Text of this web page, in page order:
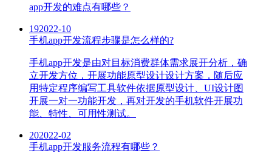
app开发的难点有哪些？
192022-10
手机app开发流程步骤是怎么样的?
手机app开发是由对目标消费群体需求展开分析，确
立开发方位，开展功能原型设计设计方案，随后应
用特定程序编写工具软件依据原型设计、UI设计图
开展一对一功能开发，再对开发的手机软件开展功
能、特性、可用性测试。
202022-02
手机app开发服务流程有哪些？